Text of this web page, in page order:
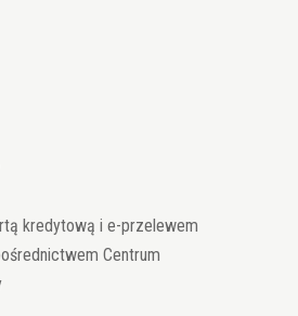
kredytową i e-przelewem
Centrum